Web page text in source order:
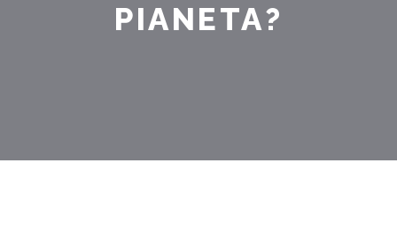
PIANETA?